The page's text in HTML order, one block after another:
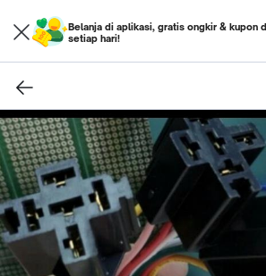
Belanja di aplikasi, gratis ongkir & kupon
setiap hari!